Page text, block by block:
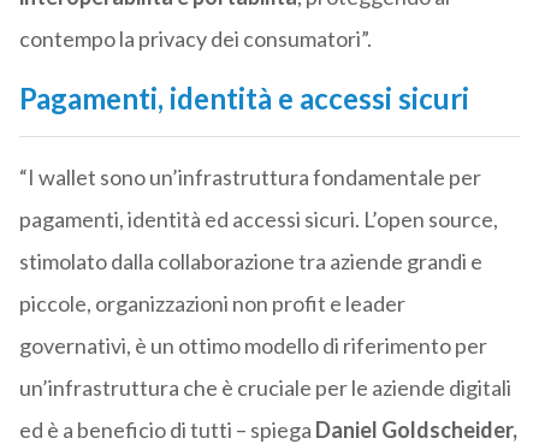
contempo la privacy dei consumatori”.
Pagamenti, identità e accessi sicuri
“I wallet sono un’infrastruttura fondamentale per
pagamenti, identità ed accessi sicuri. L’open source,
stimolato dalla collaborazione tra aziende grandi e
piccole, organizzazioni non profit e leader
governativi, è un ottimo modello di riferimento per
un’infrastruttura che è cruciale per le aziende digitali
ed è a beneficio di tutti – spiega Daniel Goldscheider,